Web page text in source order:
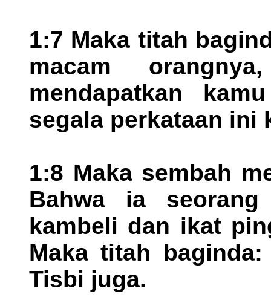
1:7 Maka titah
macam
mendapatkan
segala perkataan ini
1:8 Maka sembah
Bahwa ia
kambeli dan ikat
Maka titah
Tisbi juga.